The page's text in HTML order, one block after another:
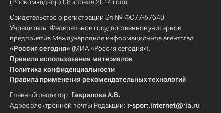
(Роскомнадзор) 08 апреля 2014 года.
Свидетельство о регистрации Эл № ФС77-57640
Учредитель: Федеральное государственное унитарное
предприятие Международное информационное агентство
«Россия сегодня» (МИА «Россия сегодня»).
Правила использования материалов
Политика конфиденциальности
Правила применения рекомендательных технологий
Главный редактор: Гаврилова А.В.
Адрес электронной почты Редакции: r-sport.internet@ria.ru